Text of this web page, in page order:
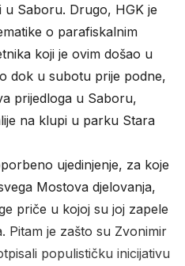
Saboru. Drugo, HGK je
o parafiskalnim
koji je ovim došao u
dok u subotu prije podne,
prijedloga u Saboru,
na klupi u parku Stara
ujedinjenje, za koje
Mostova djelovanja,
priče u kojoj su joj zapele
Pitam je zašto su Zvonimir
populističku inicijativu